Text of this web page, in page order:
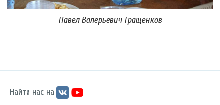
Павел Валерьевич Гращенков
Найти нас на